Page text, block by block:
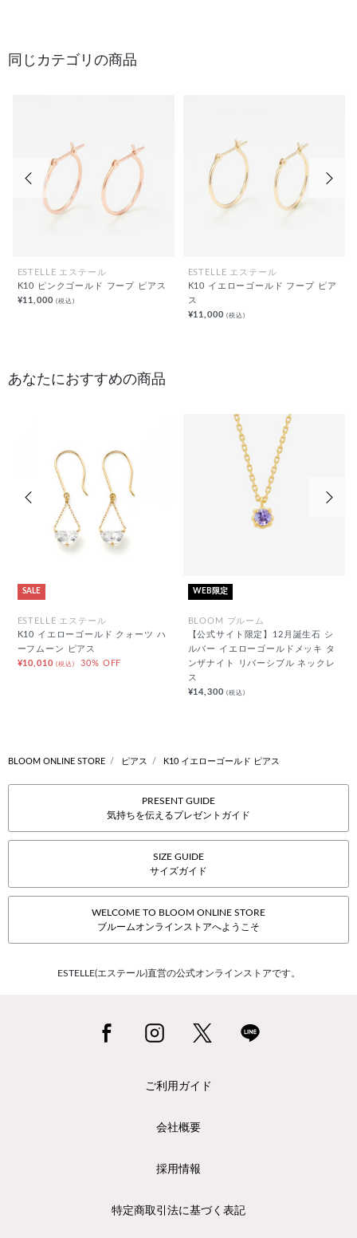
同じカテゴリの商品
ESTELLE エステール
K10 ピンクゴールド フープ ピアス
¥11,000(税込)
ESTELLE エステール
K10 イエローゴールド フープ ピア
ス
¥11,000(税込)
前の画像
あなたにおすすめの商品
SALE
ESTELLE エステール
K10 イエローゴールド クォーツ ハ
ーフムーン ピアス
¥10,010(税込) 30% OFF
WEB限定
BLOOM ブルーム
【公式サイト限定】12月誕生石 シ
ルバー イエローゴールドメッキ タ
ンザナイト リバーシブル ネックレ
ス
¥14,300(税込)
前の画像
BLOOM ONLINE STORE ピアス K10 イエローゴールド ピアス
PRESENT GUIDE
気持ちを伝えるプレゼントガイド
SIZE GUIDE
サイズガイド
WELCOME TO BLOOM ONLINE STORE
ブルームオンラインストアへようこそ
ESTELLE(エステール)直営の公式オンラインストアです。
ご利用ガイド
会社概要
採用情報
特定商取引法に基づく表記